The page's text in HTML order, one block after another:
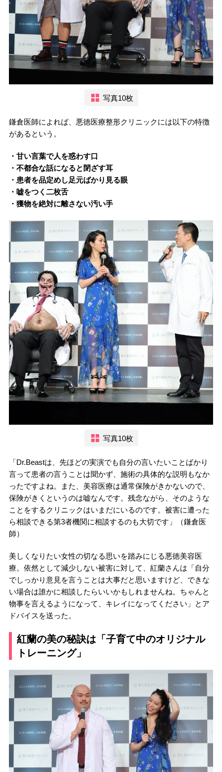
写真10枚
鎌倉医師によれば、悪徳医療整形クリニックには以下の特徴
があるという。
・甘い言葉で人を惑わす口
・不都合な話になると閉ざす耳
・患者を品定めし足元ばかり見る眼
・嘘をつく二枚舌
・獲物を絶対に離さない汚い手
写真10枚
「Dr.Beastは、先ほどの実演でも自分の言いたいことばかり
言って患者の言うことは聞かず、施術の具体的な説明もなか
ったですよね。また、美容医療は通常保険がきかないので、
保険がきくというのは嘘なんです。残念ながら、そのような
ことをするクリニックはいまだにいるのです。被害に遭った
ら相談できる第3者機関に相談するのも大切です」（鎌倉医
師）
美しくなりたい女性の切なる思いを踏みにじる悪徳美容医
療。依然として減少しない被害に対して、紅蘭さんは「自分
でしっかり意見を言うことは大事だと思いますけど、できな
い場合は誰かに相談したらいいかもしれませんね。ちゃんと
物事を言えるようになって、キレイになってください」とア
ドバイスを送った。
紅蘭の美の秘訣は「子育て中のオリジナル
トレーニング」